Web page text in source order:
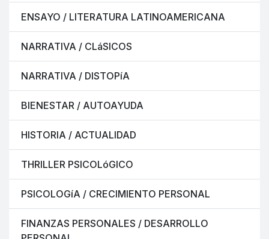
ENSAYO / LITERATURA LATINOAMERICANA
NARRATIVA / CLáSICOS
NARRATIVA / DISTOPíA
BIENESTAR / AUTOAYUDA
HISTORIA / ACTUALIDAD
THRILLER PSICOLóGICO
PSICOLOGíA / CRECIMIENTO PERSONAL
FINANZAS PERSONALES / DESARROLLO